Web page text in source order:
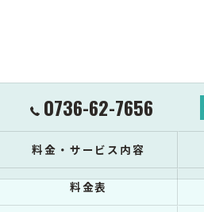
0736-62-7656
料金・サービス内容
料金表